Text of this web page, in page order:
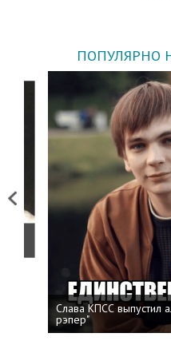
ПОПУЛЯРНО
Previous
Слава КПСС выпустил
рэпер"